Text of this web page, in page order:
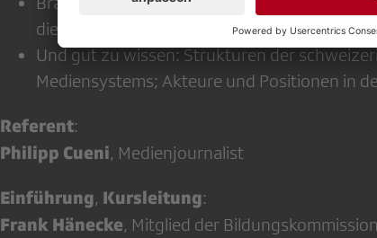
die Medienfreiheit einzugreifen?
Und gut zu wissen: Strukturen der
Mediensystems; Akteure und Positionen in
Referent:
Philipp Cueni, Medienjournalist
Einführung, Kursleitung:
Frank Hänecke, Mitglied der Bildungskommission